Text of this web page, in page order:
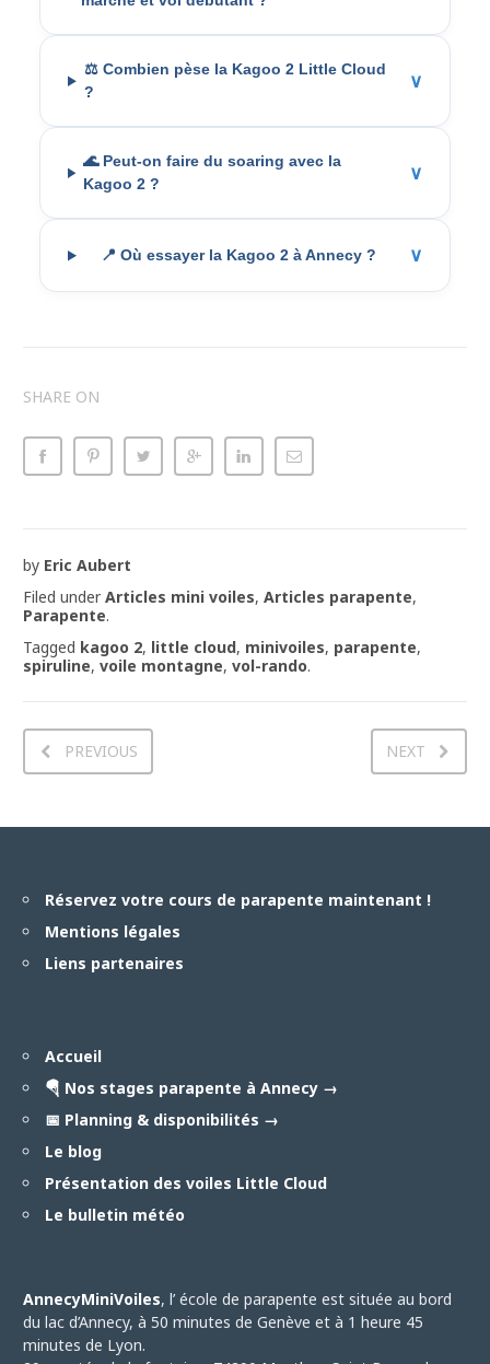
⚖️ Combien pèse la Kagoo 2 Little Cloud
?
∨
🌊 Peut-on faire du soaring avec la
Kagoo 2 ?
∨
📍 Où essayer la Kagoo 2 à Annecy ? ∨
SHARE ON
by Eric Aubert
Filed under Articles mini voiles, Articles parapente,
Parapente.
Tagged kagoo 2, little cloud, minivoiles, parapente,
spiruline, voile montagne, vol-rando.
PREVIOUS NEXT
Réservez votre cours de parapente maintenant !
Mentions légales
Liens partenaires
Accueil
🪂 Nos stages parapente à Annecy →
📅 Planning & disponibilités →
Le blog
Présentation des voiles Little Cloud
Le bulletin météo
AnnecyMiniVoiles, l’ école de parapente est située au bord
du lac d’Annecy, à 50 minutes de Genève et à 1 heure 45
minutes de Lyon.